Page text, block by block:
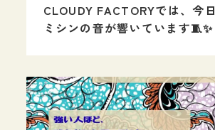
CLOUDY FACTORYでは、今
ミシンの音が響いています🧵✨